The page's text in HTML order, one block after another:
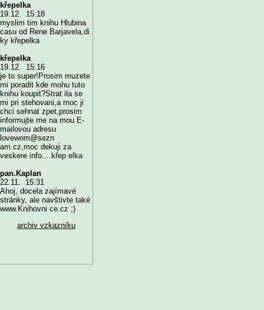
křepelka
19.12. 15:18
myslim tim knihu Hlubina
casu od Rene Barjavela,di
ky křepelka
křepelka
19.12. 15:16
je to super!Prosim muzete
mi poradit kde mohu tuto
knihu koupit?Strat ila se
mi pri stehovani,a moc ji
chci sehnat zpet,prosim
informujte me na mou E-
mailovou adresu
lovewom@sezn
am.cz,moc dekuji za
veskere info....křep elka
pan.Kaplan
22.11. 15:31
Ahoj, docela zajímavé
stránky, ale navštivte také
www.Knihovni ce.cz ;)
archiv vzkazníku